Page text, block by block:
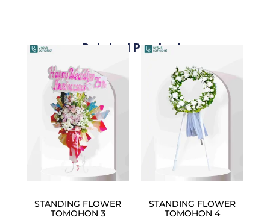
Related Products
STANDING FLOWER
TOMOHON 3
STANDING FLOWER
TOMOHON 4